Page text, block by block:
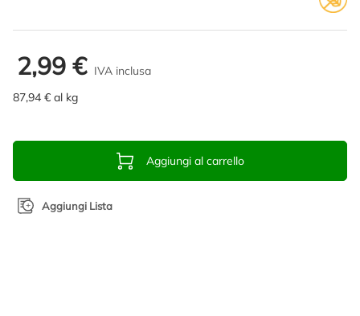
2,99 € IVA inclusa
87,94 € al kg
Aggiungi al carrello
Aggiungi Lista